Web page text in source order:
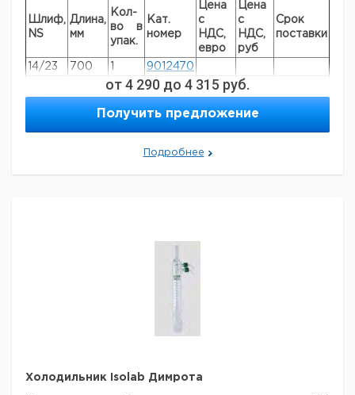
Шлиф,
NS
Длина,
мм
Кол-
во в
упак.
Кат.
номер
Цена
с
НДС,
евро
Цена
с
НДС,
руб
Срок
поставки
14/23 700 1
9012470
1 9012471
от4 290 до 4 315 руб.
Получить предложение
Подробнее
Холодильник Isolab Димрота